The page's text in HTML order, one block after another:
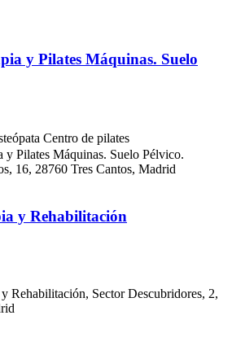
y Pilates Máquinas. Suelo
Centro de pilates
Pilates Máquinas. Suelo Pélvico.
16, 28760 Tres Cantos, Madrid
y Rehabilitación
Rehabilitación, Sector Descubridores, 2,